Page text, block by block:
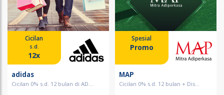
Cicilan
s.d.
12x
adidas
Cicilan 0% s.d. 12 bulan di AD...
Spesial
Promo
MAP
Cicilan 0% s.d. 12 bulan + Dis...